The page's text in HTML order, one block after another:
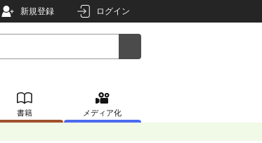
新規登録 ログイン
書籍 メディア化